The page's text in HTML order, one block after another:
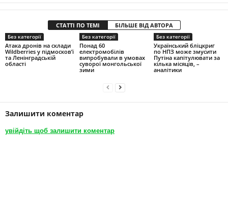
СТАТТІ ПО ТЕМІ БІЛЬШЕ ВІД АВТОРА
Без категорії
Атака дронів на склади
Wildberries у підмосков’ї
та Ленінградській
області
Без категорії
Понад 60
електромобілів
випробували в умовах
суворої монгольської
зими
Без категорії
Український бліцкриг
по НПЗ може змусити
Путіна капітулювати за
кілька місяців, –
аналітики
Залишити коментар
увійдіть щоб залишити коментар